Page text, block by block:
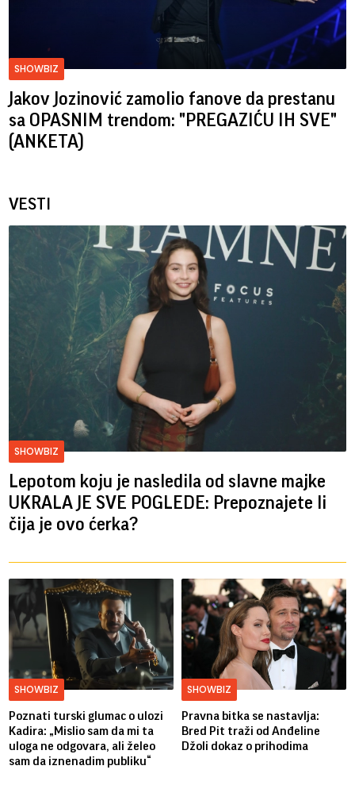
SHOWBIZ
Jakov Jozinović zamolio fanove da prestanu
sa OPASNIM trendom: "PREGAZIĆU IH SVE"
(ANKETA)
VESTI
SHOWBIZ
Lepotom koju je nasledila od slavne majke
UKRALA JE SVE POGLEDE: Prepoznajete li
čija je ovo ćerka?
SHOWBIZ
Poznati turski glumac o ulozi
Kadira: „Mislio sam da mi ta
uloga ne odgovara, ali želeo
sam da iznenadim publiku“
SHOWBIZ
Pravna bitka se nastavlja:
Bred ​​Pit traži od Anđeline
Džoli dokaz o prihodima